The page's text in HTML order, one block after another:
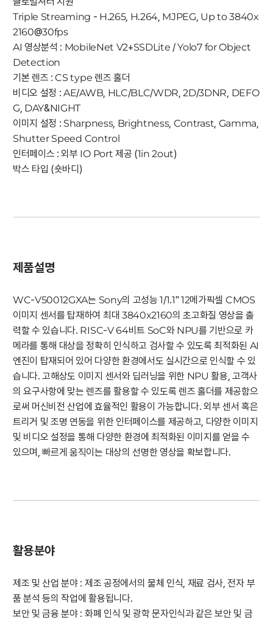
Triple Streaming - H.265, H.264, MJPEG, Up to 3840x
2160@30fps
AI 영상분석 : MobileNet V2+SSDLite / Yolo7 for Object
Detection
기본 렌즈 : CS type 렌즈 홀더
비디오 설정 : AE/AWB, HLC/BLC/WDR, 2D/3DNR, DEFO
G, DAY&NIGHT
이미지 설정 : Sharpness, Brightness, Contrast, Gamma,
Shutter Speed Control
인터페이스 : 외부 IO Port 제공 (1in 2out)
박스 타입 (숏바디)
제품설명
WC-V50012GXA는 Sony의 고성능 1/1.1" 12메가픽셀 CMOS
이미지 센서를 탑재하여 최대 3840x2160의 초고화질 영상을 출
력할 수 있습니다. RISC-V 64비트 SoC와 NPU를 기반으로 카
메라를 통해 대상을 정확히 인식하고 검사할 수 있도록 최적화된 AI
엔진이 탑재되어 있어 다양한 환경에서도 실시간으로 인식할 수 있
습니다. 고해상도 이미지 센서와 딥러닝을 위한 NPU 활용, 고객사
의 요구사항에 맞는 렌즈를 활용할 수 있도록 렌즈 홀더를 제공함으
로써 머신비전 산업에 효율적인 활용이 가능합니다. 외부 센서 혹은
트리거 및 조명 연동을 위한 인터페이스를 제공하고, 다양한 이미지
및 비디오 설정을 통해 다양한 환경에 최적화된 이미지를 얻을 수
있으며, 빠르게 움직이는 대상의 선명한 영상을 확보합니다.
활용분야
제조 및 산업 분야 : 제조 공정에서의 물체 인식, 재료 검사, 전자 부
품 분석 등의 작업에 활용됩니다.
보안 및 금융 분야 : 화폐 인식 및 광학 문자인식과 같은 보안 및 금